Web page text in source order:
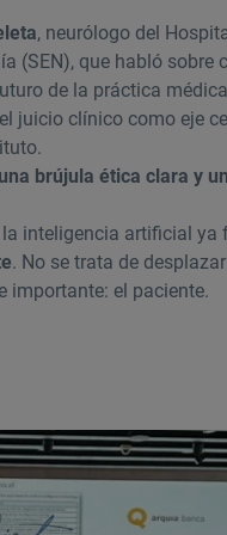
, neurólogo del
(SEN), que habló sobre
de la práctica
juicio clínico como eje
brújula ética clara y
inteligencia artificial ya
. No se trata de
importante: el paciente.